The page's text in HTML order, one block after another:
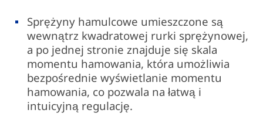
Sprężyny hamulcowe umieszczone są
wewnątrz kwadratowej rurki sprężynowej,
a po jednej stronie znajduje się skala
momentu hamowania, która umożliwia
bezpośrednie wyświetlanie momentu
hamowania, co pozwala na łatwą i
intuicyjną regulację.